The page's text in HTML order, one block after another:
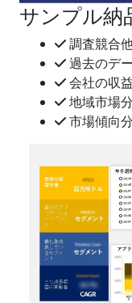
サンプル納
調査競合
過去のデ
会社の収
地域市場
市場傾向